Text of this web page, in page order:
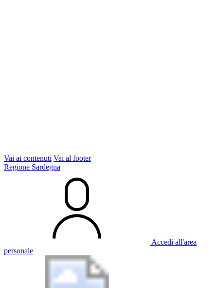
Vai ai contenuti Vai al footer
Regione Sardegna
Accedi all'area
personale